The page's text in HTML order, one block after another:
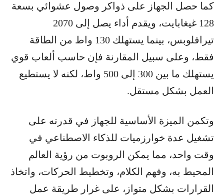
كما حصل الجهاز على ذواكر وصول عشوائي بسعة
128 غيغابايت، ويقدم أداء يصل إلى 2070
تيرافلوبس، بينما يستهلك 130 واط من الطاقة
فقط، وعلى سبيل المقارنة فإن حاسب ألعاب قوي
يستهلك ما بين 300 إلى 500 واط، لكنه لا يستطيع
العمل بشكل مستقل.
وتكمن الميزة الأساسية للجهاز في قدرته على
تشغيل عدة خوارزميات للذكاء الاصطناعي في
وقت واحد، مما يمكن الروبوت من رؤية العالم
المحيط به، وفهم الكلام، وتخطيط الحركات، واتخاذ
القرارات بشكل متواز، على غرار طريقة عمل